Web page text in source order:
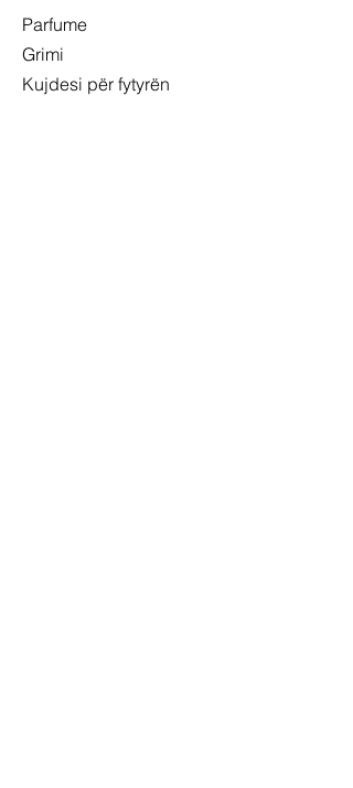
Parfume
Grimi
Kujdesi për fytyrën